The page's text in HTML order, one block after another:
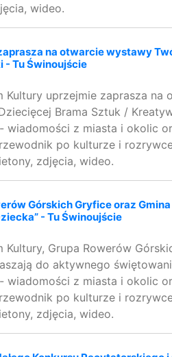
wideo.
na otwarcie wystawy
- Tu Świnoujście
Kultury uprzejmie zaprasza na
Brama Sztuk /
wiadomości z miasta i okolic
po kulturze i
zdjęcia, wideo.
Górskich Gryfice oraz
- Tu Świnoujście
Kultury, Grupa Rowerów
do aktywnego
wiadomości z miasta i okolic
po kulturze i
zdjęcia, wideo.